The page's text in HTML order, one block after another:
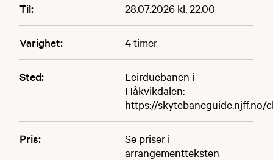
Til: 28.07.2026 kl. 22.00
Varighet: 4 timer
Sted:
Leirduebanen i
Håkvikdalen:
https://skytebaneguide.njff.no/
Pris:
Se priser i
arrangementteksten